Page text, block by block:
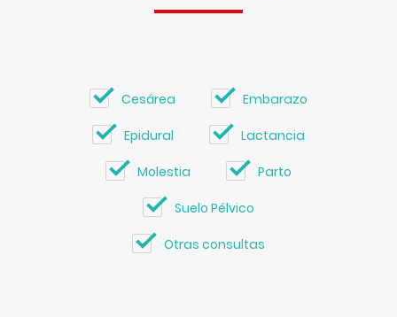
Cesárea Embarazo
Epidural Lactancia
Molestia Parto
Suelo Pélvico
Otras consultas